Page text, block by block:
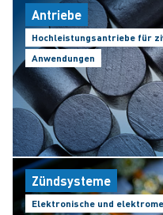
Antriebe
Hochleistungsantriebe für
Anwendungen
Zündsysteme
Elektronische und